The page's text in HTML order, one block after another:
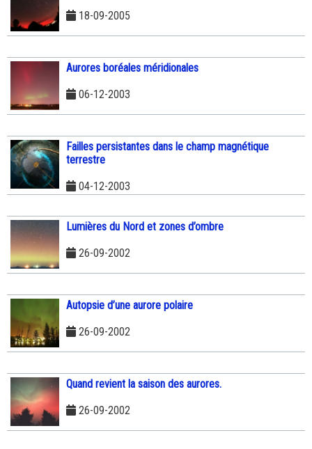
18-09-2005
Aurores boréales méridionales
06-12-2003
Failles persistantes dans le champ magnétique
terrestre
04-12-2003
Lumières du Nord et zones d’ombre
26-09-2002
Autopsie d’une aurore polaire
26-09-2002
Quand revient la saison des aurores.
26-09-2002